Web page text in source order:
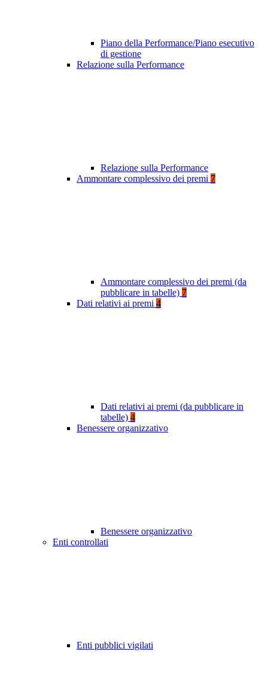
Piano della Performance/Piano esecutivo
di gestione
Relazione sulla Performance
Relazione sulla Performance
Ammontare complessivo dei premi 7
Ammontare complessivo dei premi (da
pubblicare in tabelle) 7
Dati relativi ai premi 4
Dati relativi ai premi (da pubblicare in
tabelle) 4
Benessere organizzativo
Benessere organizzativo
Enti controllati
Enti pubblici vigilati